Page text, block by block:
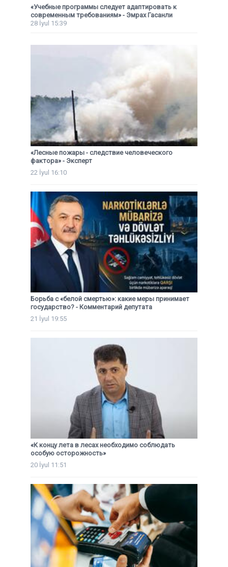
«Учебные программы следует адаптировать к
современным требованиям» - Эмрах Гасанли
28 İyul 15:39
«Лесные пожары - следствие человеческого
фактора» - Эксперт
22 İyul 16:10
Борьба с «белой смертью»: какие меры принимает
государство? - Комментарий депутата
21 İyul 19:55
«К концу лета в лесах необходимо соблюдать
особую осторожность»
20 İyul 11:51